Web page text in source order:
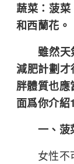
蔬菜：菠
和西蘭花。
雖然天氣
減肥計劃
胖體質也應
面爲你介
一、菠
女性不